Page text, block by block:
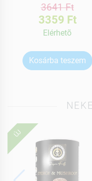
3641 Ft
3359 Ft
Elérhetõ
Kosárba teszem
ÚJ